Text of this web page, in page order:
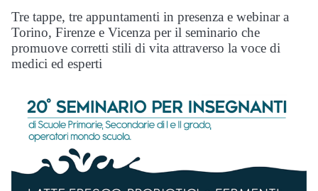
Tre tappe, tre appuntamenti in presenza e webinar a
Torino, Firenze e Vicenza per il seminario che
promuove corretti stili di vita attraverso la voce di
medici ed esperti